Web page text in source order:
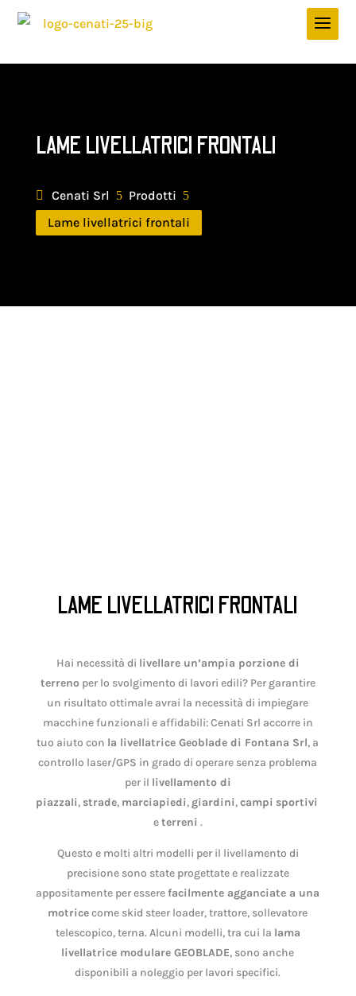
LAME LIVELLATRICI FRONTALI
Cenati Srl 5 Prodotti 5
Lame livellatrici frontali
LAME LIVELLATRICI FRONTALI
Hai necessità di livellare un’ampia porzione di
terrenoper lo svolgimento di lavori edili? Per garantire
un risultato ottimale avrai la necessità di impiegare
macchine funzionali e affidabili: Cenati Srl accorre in
tuo aiuto con la livellatrice Geoblade di Fontana Srl, a
controllo laser/GPS in grado di operare senza problema
per il livellamento di
piazzali,strade, marciapiedi, giardini,campi sportivi
eterreni .
Questo e molti altri modelli per il livellamento di
precisione sono state progettate e realizzate
appositamente per esserefacilmente agganciate a una
motricecome skid steer loader, trattore, sollevatore
telescopico, terna. Alcuni modelli, tra cui la lama
livellatrice modulare GEOBLADE, sono anche
disponibili a noleggio per lavori specifici.